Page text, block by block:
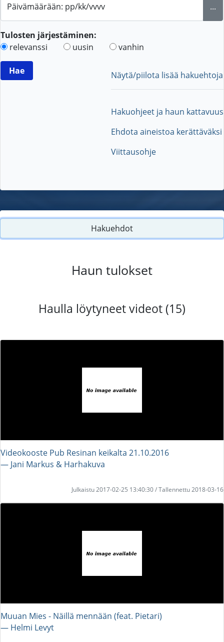
Päivämäärään: pp/kk/vvvv ...
Tulosten järjestäminen:
relevanssi
uusin vanhin
Näytä/piilota lisää hakuehtoja
Hakuohjeet ja haun kattavuus
Ehdota aineistoa kerättäväksi
Viittausohje
Hakuehdot
Haun tulokset
Haulla löytyneet videot (15)
Videokooste Pub Resinan keikalta 21.10.2016
― Jani Markus & Harhakuva
Julkaistu 2017-02-25 13:40:30 / Tallennettu 2018-03-16
Muuan Mies - Näillä mennään (feat. Pietari)
― Helmi Levyt